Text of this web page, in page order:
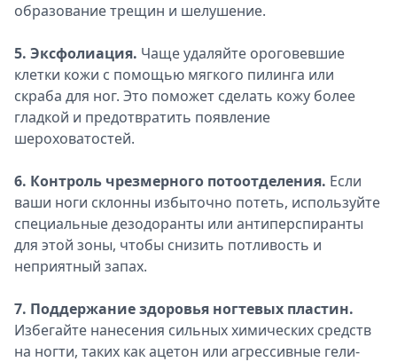
образование трещин и шелушение.
5. Эксфолиация. Чаще удаляйте ороговевшие
клетки кожи с помощью мягкого пилинга или
скраба для ног. Это поможет сделать кожу более
гладкой и предотвратить появление
шероховатостей.
6. Контроль чрезмерного потоотделения. Если
ваши ноги склонны избыточно потеть, используйте
специальные дезодоранты или антиперспиранты
для этой зоны, чтобы снизить потливость и
неприятный запах.
7. Поддержание здоровья ногтевых пластин.
Избегайте нанесения сильных химических средств
на ногти, таких как ацетон или агрессивные гели-